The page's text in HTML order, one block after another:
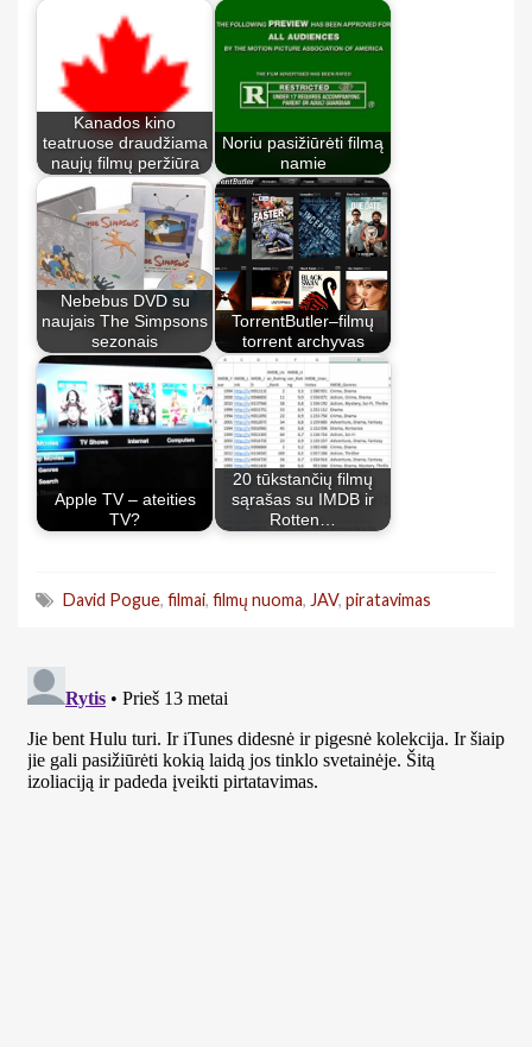
Kanados kino
teatruose draudžiama
naujų filmų peržiūra
Noriu pasižiūrėti filmą
namie
Nebebus DVD su
naujais The Simpsons
sezonais
TorrentButler–filmų
torrent archyvas
Apple TV – ateities
TV?
20 tūkstančių filmų
sąrašas su IMDB ir
Rotten…
David Pogue, filmai, filmų nuoma, JAV, piratavimas